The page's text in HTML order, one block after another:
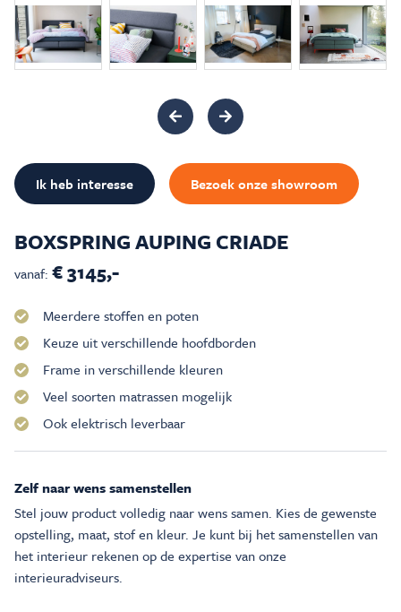
Inspiratie & Advies
BOXSPRING AUPING CRIADE
vanaf: € 3145,-
Meerdere stoffen en poten
Keuze uit verschillende hoofdborden
Frame in verschillende kleuren
Veel soorten matrassen mogelijk
Ook elektrisch leverbaar
Zelf naar wens samenstellen
Stel jouw product volledig naar wens samen. Kies de gewenste
opstelling, maat, stof en kleur. Je kunt bij het samenstellen van
het interieur rekenen op de expertise van onze
interieuradviseurs.
Ik heb interesse Bezoek onze showroom